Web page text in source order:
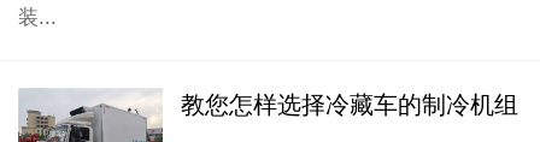
装...
教您怎样选择冷藏车的制冷机组